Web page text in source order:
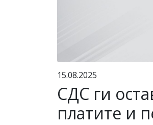
15.08.2025
СДС ги
платите и